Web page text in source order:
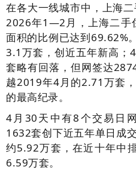
在各大一线城市中，上海
2026年1—2月，上海二手
面积的比例已达到69.62%
3.1万套，创近五年新高；
套略有回落，但网签达
越2019年4月的2.71万套
的最高纪录。
4月30天中有8个交易日
1632套创下近五年单日成
约5.92万套，在近十年中
6.59万套。